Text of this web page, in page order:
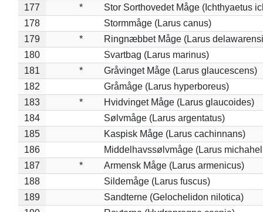
177
*
Stor Sorthovedet Måge (Ichthyaetus
178
Stormmåge (Larus canus)
179
*
Ringnæbbet Måge (Larus
180
Svartbag (Larus marinus)
181
*
Gråvinget Måge (Larus glaucescens)
182
Gråmåge (Larus hyperboreus)
183
*
Hvidvinget Måge (Larus glaucoides)
184
Sølvmåge (Larus argentatus)
185
Kaspisk Måge (Larus cachinnans)
186
Middelhavssølvmåge (Larus
187
*
Armensk Måge (Larus armenicus)
188
Sildemåge (Larus fuscus)
189
Sandterne (Gelochelidon nilotica)